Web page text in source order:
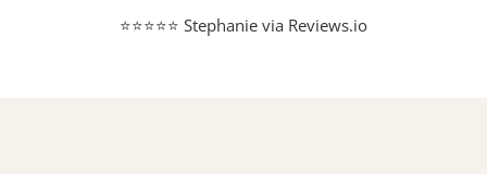
⭐⭐⭐⭐⭐ Stephanie via Reviews.io